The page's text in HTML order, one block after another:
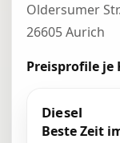
Oldersumer
26605 Aurich
Preisprofile
Diesel
Beste Zeit